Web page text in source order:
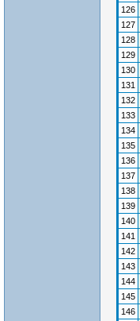
126
127
128
129
130
131
132
133
134
135
136
137
138
139
140
141
142
143
144
145
146